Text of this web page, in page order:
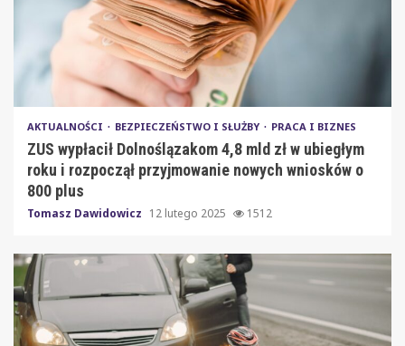
AKTUALNOŚCI BEZPIECZEŃSTWO I SŁUŻBY PRACA I BIZNES
ZUS wypłacił Dolnoślązakom 4,8 mld zł w ubiegłym
roku i rozpoczął przyjmowanie nowych wniosków o
800 plus
Tomasz Dawidowicz 12 lutego 2025 1512